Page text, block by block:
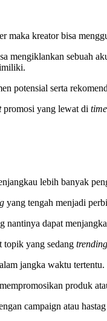
maka kreator bisa
mengiklankan sebuah
potensial serta
promosi yang lewat di
lebih banyak
yang tengah menjadi
nantinya dapat
topik yang sedang trending
jangka waktu tertentu.
produk
campaign atau